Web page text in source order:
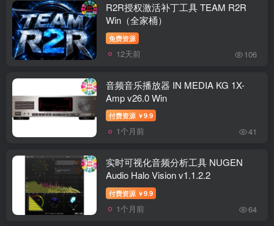
R2R授权激活补丁工具 TEAM R2R
Win（全家桶）
免费资源
12天前 106
音频音乐播放器 IN MEDIA KG 1X-
Amp v26.0 Win
付费资源 ￥9.9
1个月前 41
实时可视化音频分析工具 NUGEN
Audio Halo Vision v1.1.2.2
付费资源 ￥9.9
1个月前 64